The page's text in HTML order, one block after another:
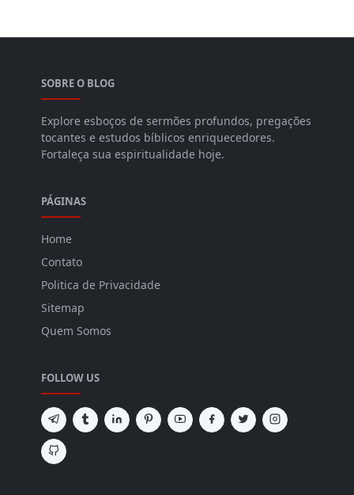
SOBRE O BLOG
Explore esboços de sermões profundos, pregações
tocantes e estudos bíblicos enriquecedores.
Fortaleça sua espiritualidade hoje.
PÁGINAS
Home
Contato
Politica de Privacidade
Sitemap
Quem Somos
FOLLOW US